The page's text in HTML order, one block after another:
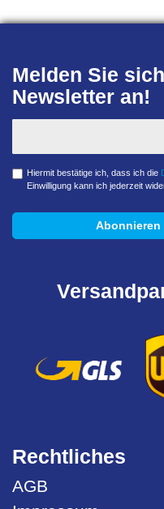
Melden Sie
Newsletter an!
Hiermit bestätige ich, dass ich die
Einwilligung kann ich jederzeit
Abonnieren
Rechtliches
AGB